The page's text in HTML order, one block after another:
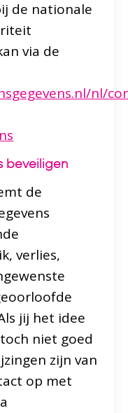
de nationale
via de
nl/
beveiligen
de
verlies,
jij het idee
niet goed
zijn van
op met